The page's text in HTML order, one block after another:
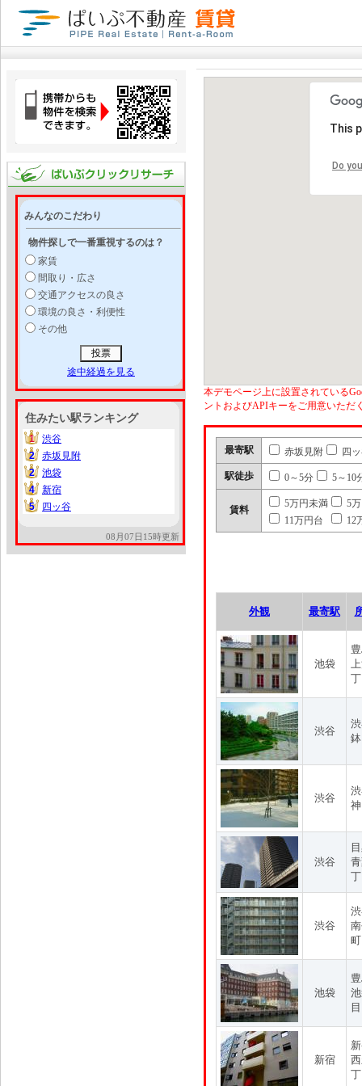
みんなのこだわり
物件探しで一番重視するのは？
家賃
間取り・広さ
交通アクセスの良さ
環境の良さ・利便性
その他
途中経過を見る
住みたい駅ランキング
1
1
渋谷
2
2
赤坂見附
2
2
池袋
4
4
新宿
5
5 四ッ谷
08月07日15時更新
This
Do
本デモページ上に設置されている
ントおよびAPIキーをご用意いただ
最寄駅 赤坂見附 四
駅徒歩 0～5分 5～10
賃料
5万円未満
5
11万円台
12
外観 最寄駅
池袋
渋谷
渋谷
渋谷
渋谷
池袋
新宿